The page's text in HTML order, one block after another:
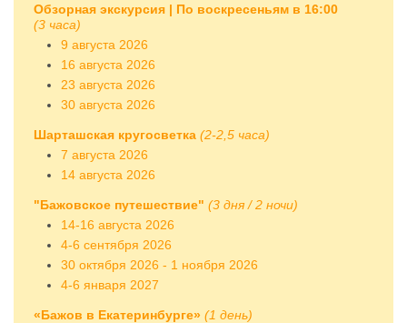
Обзорная экскурсия | По воскресеньям в 16:00
(3 часа)
9 августа 2026
16 августа 2026
23 августа 2026
30 августа 2026
Шарташская кругосветка (2-2,5 часа)
7 августа 2026
14 августа 2026
"Бажовское путешествие" (3 дня / 2 ночи)
14-16 августа 2026
4-6 сентября 2026
30 октября 2026 - 1 ноября 2026
4-6 января 2027
«Бажов в Екатеринбурге» (1 день)